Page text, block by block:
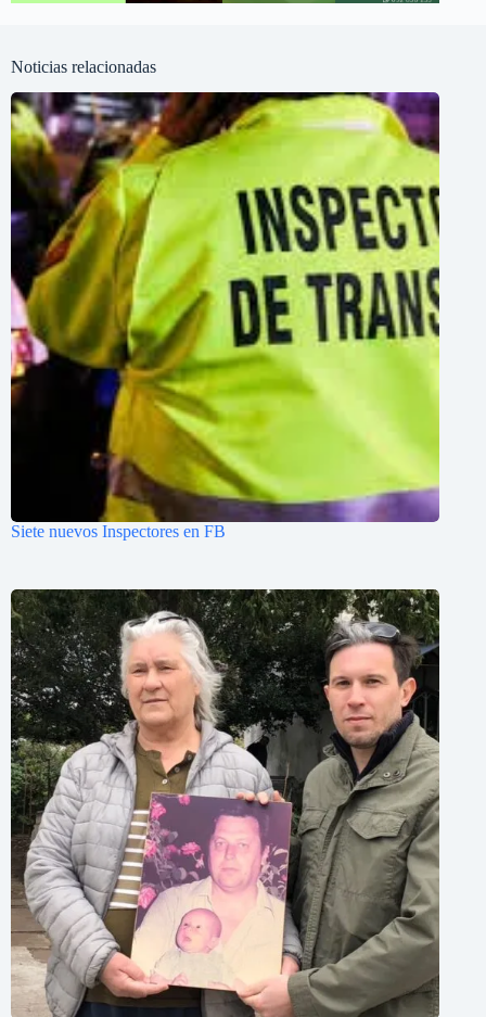
Noticias relacionadas
Siete nuevos Inspectores en FB